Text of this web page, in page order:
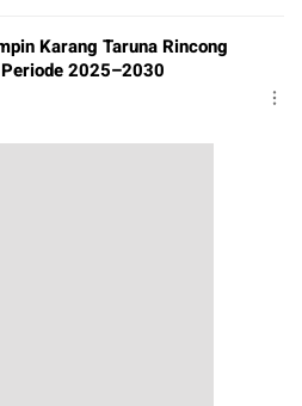
Karang Taruna Rincong
2025–2030